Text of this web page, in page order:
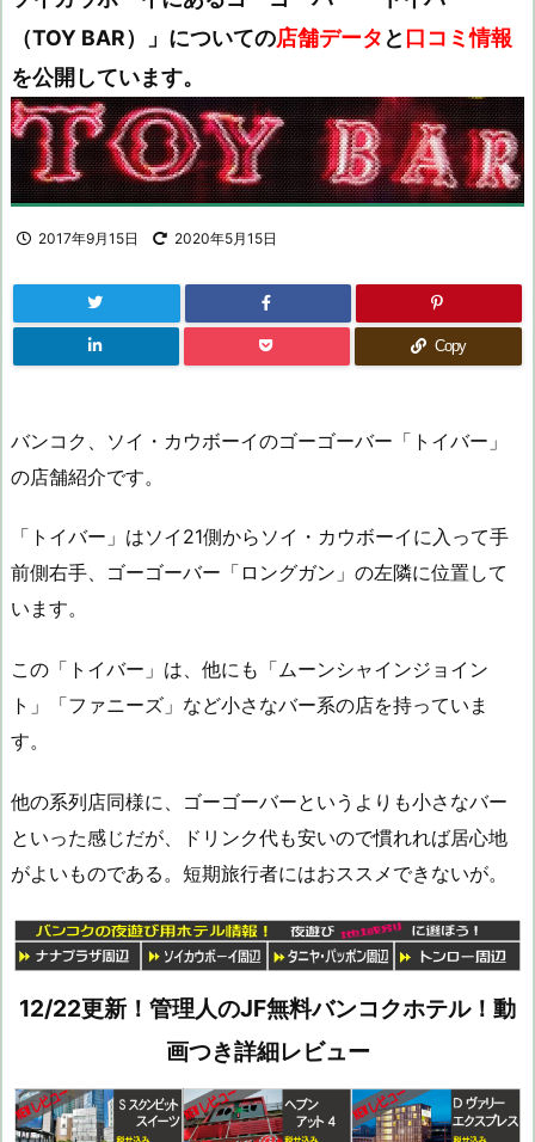
（TOY BAR）」についての店舗データ と 口コミ情報
を公開しています。
2017年9月15日 2020年5月15日
Copy
バンコク、ソイ・カウボーイのゴーゴーバー「トイバー」
の店舗紹介です。
「トイバー」はソイ21側からソイ・カウボーイに入って手
前側右手、ゴーゴーバー「ロングガン」の左隣に位置して
います。
この「トイバー」は、他にも「ムーンシャインジョイン
ト」「ファニーズ」など小さなバー系の店を持っていま
す。
他の系列店同様に、ゴーゴーバーというよりも小さなバー
といった感じだが、ドリンク代も安いので慣れれば居心地
がよいものである。短期旅行者にはおススメできないが。
12/22更新！管理人のJF無料バンコクホテル！動
画つき詳細レビュー